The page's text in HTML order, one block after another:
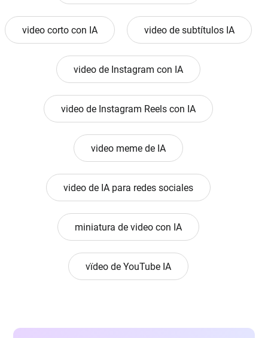
video corto con IA video de subtítulos IA
video de Instagram con IA
video de Instagram Reels con IA
video meme de IA
video de IA para redes sociales
miniatura de video con IA
vïdeo de YouTube IA